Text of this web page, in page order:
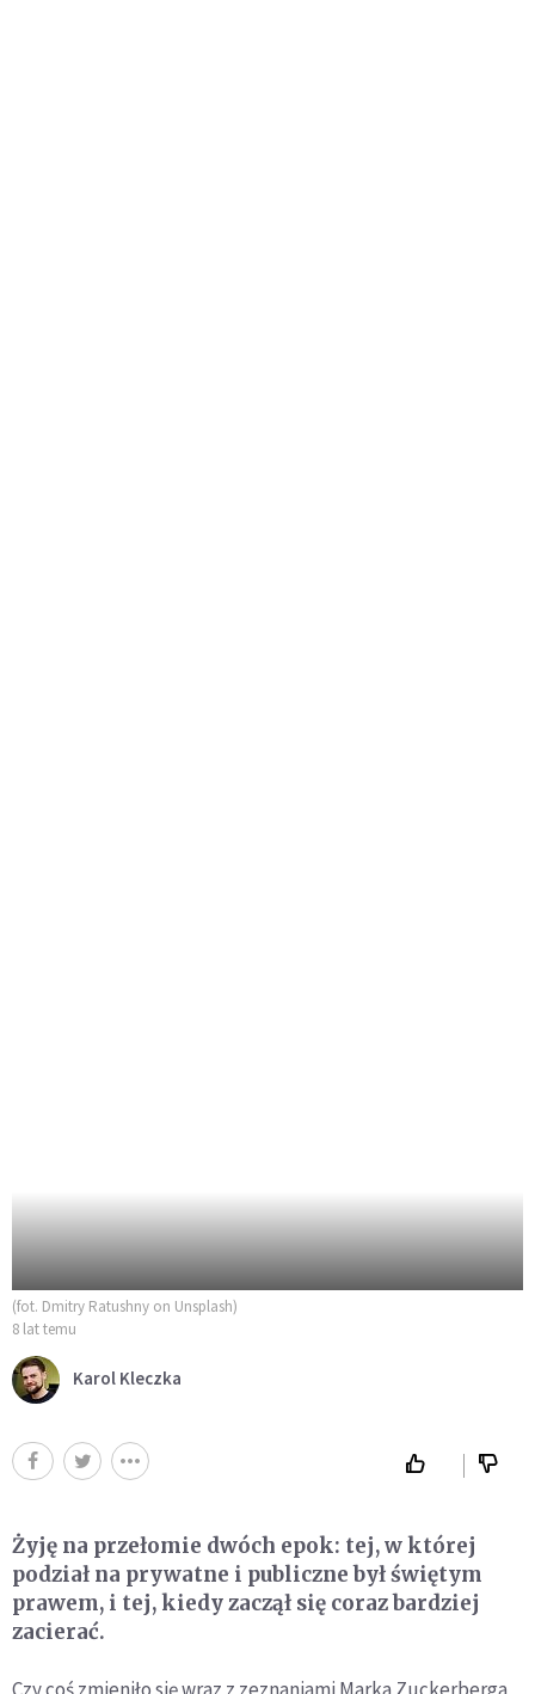
(fot. Dmitry Ratushny on Unsplash)
8 lat temu
Karol Kleczka
Żyję na przełomie dwóch epok: tej, w której
podział na prywatne i publiczne był świętym
prawem, i tej, kiedy zaczął się coraz bardziej
zacierać.